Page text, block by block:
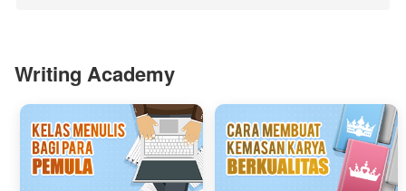
Writing Academy